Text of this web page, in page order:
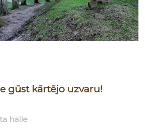
gūst kārtējo uzvaru!
halle